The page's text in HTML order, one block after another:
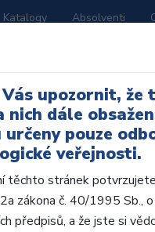
Katalogy Absolventi
upozornit, že
nich dále
pouze
veřejnosti.
těchto stránek
zákona č. 40/1995 Sb.,
předpisů, a že jste si